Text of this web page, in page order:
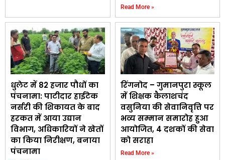
Read More »
धुलेट में 82 हजार पौधों का
पंचनामा: पाटीदार हाईटेक
नर्सरी की शिकायत के बाद
हरकत में आया उद्यान
विभाग, अधिकारियों ने खेतों
का किया निरीक्षण, बनाया
पंचनामा
रिंगनोद – गुमानपुरा स्कूल
में शिक्षक कैलाशचंद
वसुनिया की सेवानिवृत्ति पर
भव्य सम्मान समारोह हुआ
आयोजित, 4 दशकों की सेवा
को सराहा
Read More »